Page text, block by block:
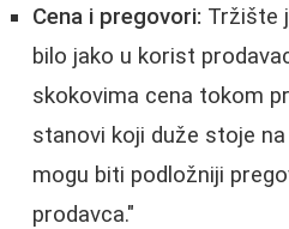
Cena i pregovori: Tržište
bilo jako u korist
skokovima cena tokom
stanovi koji duže stoje
mogu biti podložniji
prodavca."